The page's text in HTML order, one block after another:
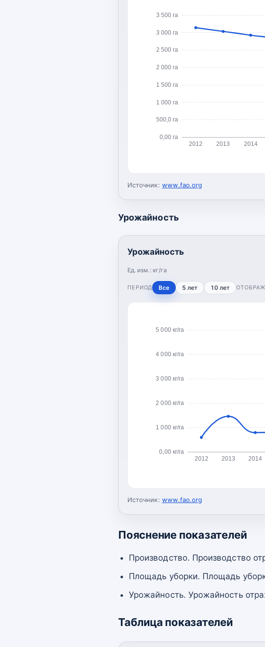
0,00 га
500,0 га
1 000 га
1 500 га
2 000 га
2 500 га
3 000 га
3 500 га
2012 2013 2014
Источник: www.fao.org
Урожайность
Урожайность
Ед. изм.: кг/га
ПЕРИОД Все 5 лет 10 лет
0,00 кг/га
1 000 кг/га
2 000 кг/га
3 000 кг/га
4 000 кг/га
5 000 кг/га
2012 2013 2014
Источник: www.fao.org
Пояснение показателей
Производство. Производство
Площадь уборки. Площадь
Урожайность. Урожайность
Таблица показателей